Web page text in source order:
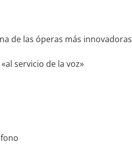
de las óperas más innovadoras
servicio de la voz»